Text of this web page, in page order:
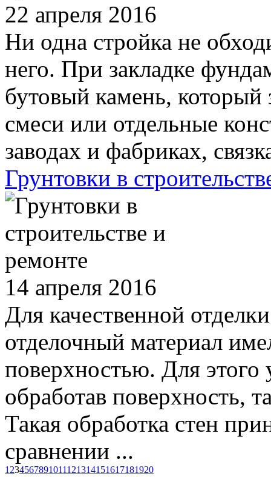
22 апреля 2016
Ни одна стройка не
него. При закладке
бутовый камень,
смеси или отдельные
заводах и фабриках,
Грунтовки в
14 апреля 2016
Для качественной
отделочный материал
поверхностью. Для этого
обработав поверхность,
Такая обработка стен
сравнении ...
1 234567891011121314151617181920